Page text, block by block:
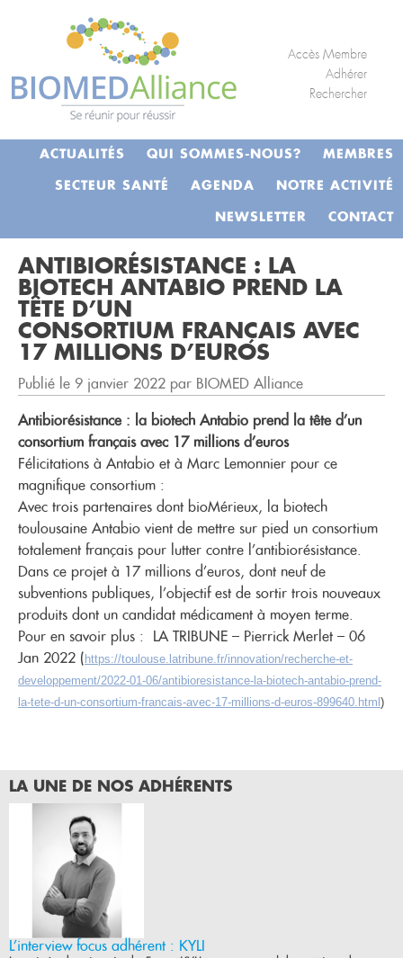
c
ACTUALITÉS QUI SOMMES-NOUS? MEMBRES
SECTEUR SANTÉ AGENDA NOTRE ACTIVITÉ
NEWSLETTER CONTACT
Accès Membre
Adhérer
Rechercher
ANTIBIORÉSISTANCE : LA
BIOTECH ANTABIO PREND LA
TÊTE D’UN
CONSORTIUM FRANÇAIS AVEC
17 MILLIONS D’EUROS
Publié le 9 janvier 2022 par BIOMED Alliance
Antibiorésistance : la biotech Antabio prend la tête d’un
consortium français avec 17 millions d’euros
Félicitations à Antabio et à Marc Lemonnier pour ce
magnifique consortium :
Avec trois partenaires dont bioMérieux, la biotech
toulousaine Antabio vient de mettre sur pied un consortium
totalement français pour lutter contre l’antibiorésistance.
Dans ce projet à 17 millions d’euros, dont neuf de
subventions publiques, l’objectif est de sortir trois nouveaux
produits dont un candidat médicament à moyen terme.
Pour en savoir plus : LA TRIBUNE – Pierrick Merlet – 06
Jan 2022 ( https://toulouse.latribune.fr/innovation/recherche-et-
developpement/2022-01-06/antibioresistance-la-biotech-antabio-prend-
la-tete-d-un-consortium-francais-avec-17-millions-d-euros-899640.html )
LA UNE DE NOS ADHÉRENTS
L’interview focus adhérent : KYLI